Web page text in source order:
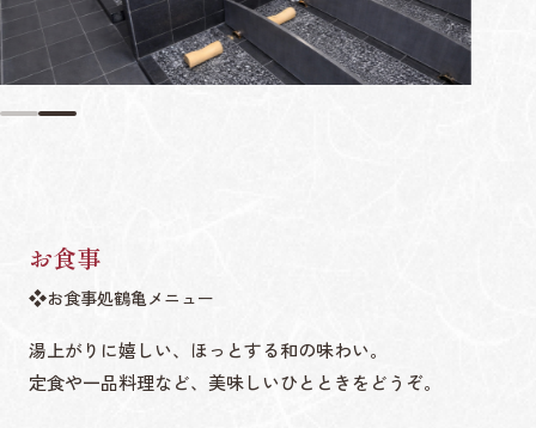
お食事
お食事処鶴亀メニュー
湯上がりに嬉しい、ほっとする和の味わい。
定食や一品料理など、美味しいひとときをどうぞ。